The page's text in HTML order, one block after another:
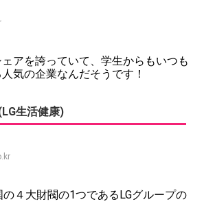
アを誇っていて、学生からもいつも
気の企業なんだそうです！
生活健康)
の４大財閥の1つであるLGグループの